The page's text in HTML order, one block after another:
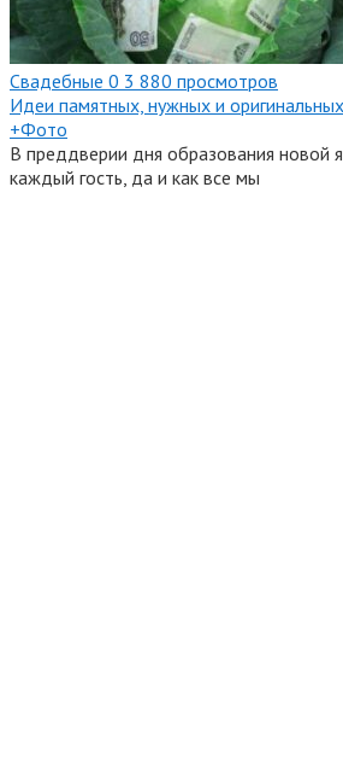
Свадебные 0 3 880 просмотров
Идеи памятных, нужных и
+Фото
В преддверии дня образования новой
каждый гость, да и как все мы